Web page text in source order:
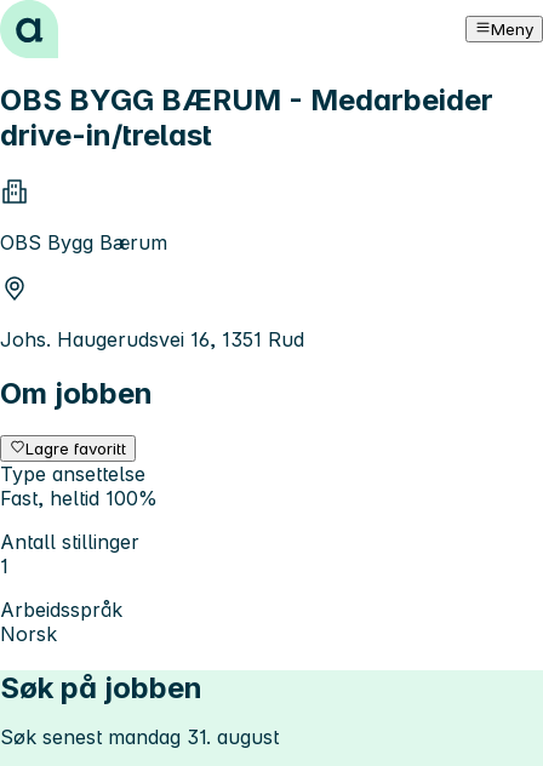
Hopp til innhold Meny
OBS BYGG BÆRUM - Medarbeider
drive-in/trelast
OBS Bygg Bærum
Johs. Haugerudsvei 16, 1351 Rud
Om jobben
Lagre favoritt
Type ansettelse
Fast, heltid 100%
Antall stillinger
1
Arbeidsspråk
Norsk
Søk på jobben
Søk senest mandag 31. august